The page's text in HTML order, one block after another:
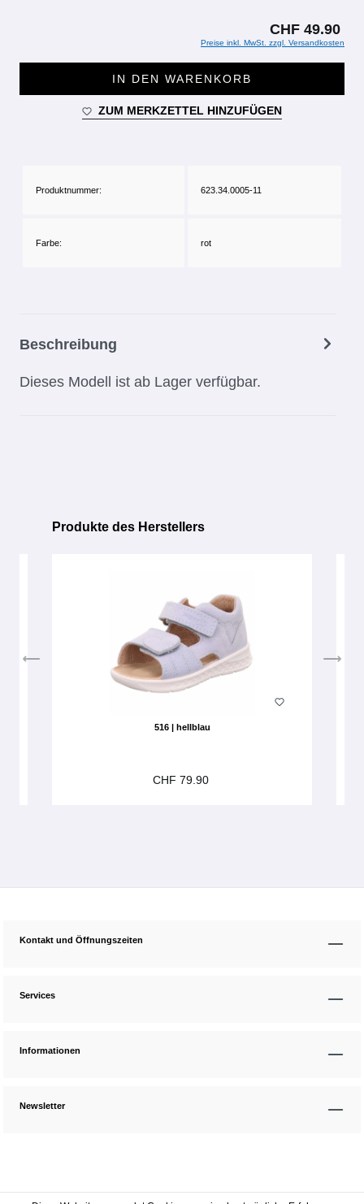
CHF 49.90
Preise inkl. MwSt. zzgl. Versandkosten
IN DEN WARENKORB
ZUM MERKZETTEL HINZUFÜGEN
Produktnummer: 623.34.0005-11
Farbe: rot
Beschreibung
Dieses Modell ist ab Lager verfügbar.
Produktgalerie überspringen
Produkte des Herstellers
516 | hellblau
CHF 79.90
Kontakt und Öffnungszeiten
Services
Informationen
Newsletter